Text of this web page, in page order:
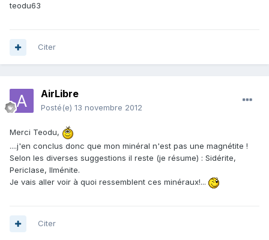
teodu63
Citer
AirLibre
Posté(e) 13 novembre 2012
Merci Teodu,
....j'en conclus donc que mon minéral n'est pas une magnétite !
Selon les diverses suggestions il reste (je résume) : Sidérite,
Periclase, Ilménite.
Je vais aller voir à quoi ressemblent ces minéraux!...
Citer